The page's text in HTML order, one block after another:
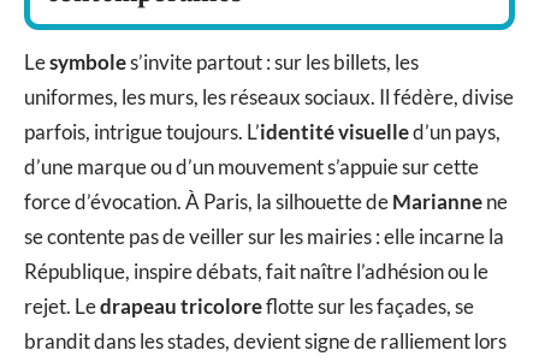
Lesymboles’invite partout : sur les billets, les
uniformes, les murs, les réseaux sociaux. Il fédère, divise
parfois, intrigue toujours. L’identité visuelled’un pays,
d’une marque ou d’un mouvement s’appuie sur cette
force d’évocation. À Paris, la silhouette deMariannene
se contente pas de veiller sur les mairies : elle incarne la
République, inspire débats, fait naître l’adhésion ou le
rejet. Ledrapeau tricoloreflotte sur les façades, se
brandit dans les stades, devient signe de ralliement lors